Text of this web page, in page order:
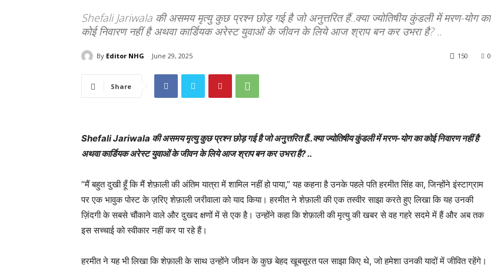
Shefali Jariwala की असमय मृत्यु कुछ प्रश्न छोड़ गई है जो अनुत्तरित हैं..क्या ज्योतिषीय कुंडली में मरण-योग का
कोई निवारण नहीं है अथवा कार्डियक अरेस्ट युवाओं के जीवन के लिये आज श्राप बन कर उभरा है? ..
By Editor NHG June 29, 2025 0
150
Share
Shefali Jariwala की असमय मृत्यु कुछ प्रश्न छोड़ गई है जो अनुत्तरित हैं..क्या ज्योतिषीय कुंडली में मरण-योग का कोई निवारण नहीं है
अथवा कार्डियक अरेस्ट युवाओं के जीवन के लिये आज श्राप बन कर उभरा है? ..
“मैं बहुत दुखी हूँ कि मैं शेफ़ाली की अंतिम यात्रा में शामिल नहीं हो पाया,” यह कहना है उनके पहले पति हरमीत सिंह का, जिन्होंने इंस्टाग्राम
पर एक भावुक पोस्ट के ज़रिए शेफ़ाली जरीवाला को याद किया। हरमीत ने शेफ़ाली की एक तस्वीर साझा करते हुए लिखा कि यह उनकी
ज़िंदगी के सबसे चौंकाने वाले और दुखद क्षणों में से एक है। उन्होंने कहा कि शेफ़ाली की मृत्यु की खबर से वह गहरे सदमे में हैं और अब तक
इस सच्चाई को स्वीकार नहीं कर पा रहे हैं।
हरमीत ने यह भी लिखा कि शेफ़ाली के साथ उन्होंने जीवन के कुछ बेहद खूबसूरत पल साझा किए थे, जो हमेशा उनकी यादों में जीवित रहेंगे।